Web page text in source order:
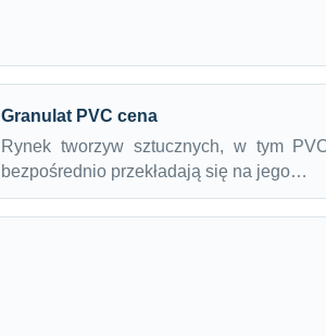
Granulat PVC cena
Rynek tworzyw sztucznych, w tym
bezpośrednio przekładają się na jego…